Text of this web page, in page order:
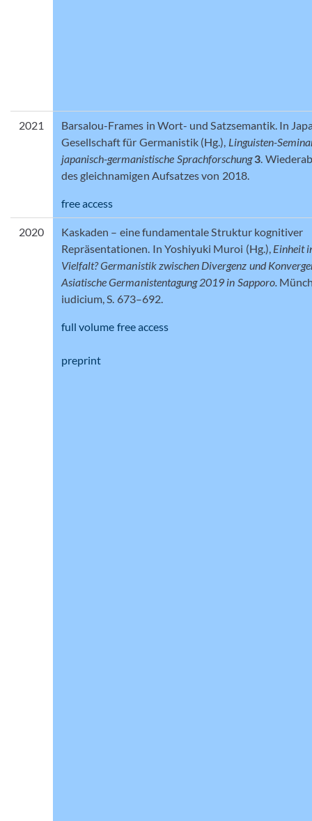
2021
Barsalou-Frames in Wort- und Satzsemantik. In
Gesellschaft für Germanistik (Hg.), Linguisten-
japanisch-germanistische Sprachforschung 3.
des gleichnamigen Aufsatzes von 2018.
free access
2020
Kaskaden – eine fundamentale Struktur kognitiver
Repräsentationen. In Yoshiyuki Muroi (Hg.), Einheit
Vielfalt? Germanistik zwischen Divergenz und
Asiatische Germanistentagung 2019 in Sapporo.
iudicium, S. 673–692.
full volume free access
preprint